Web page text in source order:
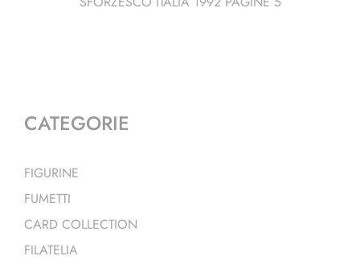
CATEGORIE
FIGURINE
FUMETTI
CARD COLLECTION
FILATELIA